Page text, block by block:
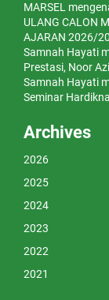
MARSEL
ULANG CALON
AJARAN 2026/
Samnah Hayati
Prestasi, Noor
Samnah Hayati
Seminar
Archives
2026
2025
2024
2023
2022
2021